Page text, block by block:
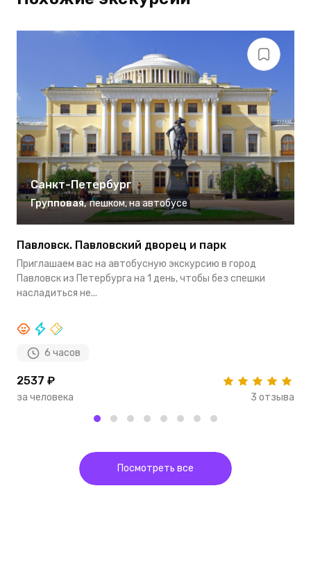
Санкт-Петербург
Групповая, пешком, на автобусе
Павловск. Павловский дворец и парк
Приглашаем вас на автобусную экскурсию в город
Павловск из Петербурга на 1 день, чтобы без спешки
насладиться не...
6 часов
2537 ₽
за человека 3 отзыва
Посмотреть все